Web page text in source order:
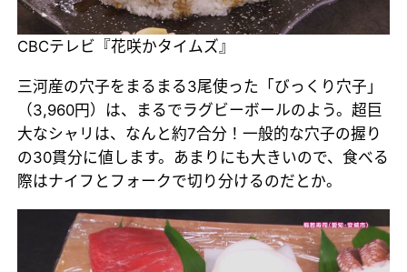
CBCテレビ『花咲かタイムズ』
三河産の穴子をまるまる3尾使った「びっくり穴子」
（3,960円）は、まるでラグビーボールのよう。超巨
大なシャリは、なんと約7合分！一般的な穴子の握り
の30貫分に値します。あまりにも大きいので、食べる
際はナイフとフォークで切り分けるのだとか。